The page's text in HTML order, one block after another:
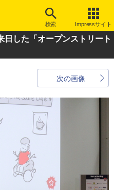
検索 Impressサイト
した「オープンストリート
次の画像